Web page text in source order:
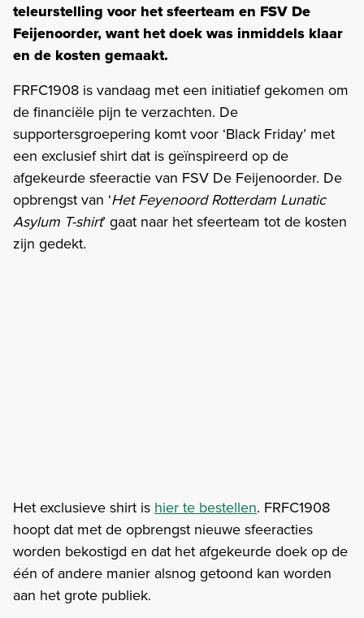
teleurstelling voor het sfeerteam en FSV De
Feijenoorder, want het doek was inmiddels klaar
en de kosten gemaakt.
FRFC1908 is vandaag met een initiatief gekomen om
de financiële pijn te verzachten. De
supportersgroepering komt voor ‘Black Friday’ met
een exclusief shirt dat is geïnspireerd op de
afgekeurde sfeeractie van FSV De Feijenoorder. De
opbrengst van ‘Het Feyenoord Rotterdam Lunatic
Asylum T-shirt’ gaat naar het sfeerteam tot de kosten
zijn gedekt.
Het exclusieve shirt is hier te bestellen. FRFC1908
hoopt dat met de opbrengst nieuwe sfeeracties
worden bekostigd en dat het afgekeurde doek op de
één of andere manier alsnog getoond kan worden
aan het grote publiek.